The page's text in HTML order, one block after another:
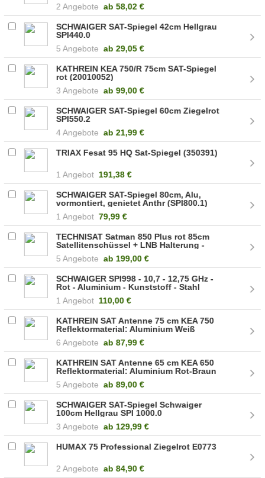
2 Angebote ab 58,02 €
SCHWAIGER SAT-Spiegel 42cm Hellgrau
SPI440.0
5 Angebote ab 29,05 €
KATHREIN KEA 750/R 75cm SAT-Spiegel
rot (20010052)
3 Angebote ab 99,00 €
SCHWAIGER SAT-Spiegel 60cm Ziegelrot
SPI550.2
4 Angebote ab 21,99 €
TRIAX Fesat 95 HQ Sat-Spiegel (350391)
1 Angebot 191,38 €
SCHWAIGER SAT-Spiegel 80cm, Alu,
vormontiert, genietet Anthr (SPI800.1)
1 Angebot 79,99 €
TECHNISAT Satman 850 Plus rot 85cm
Satellitenschüssel + LNB Halterung -
5 Angebote ab 199,00 €
SCHWAIGER SPI998 - 10,7 - 12,75 GHz -
Rot - Aluminium - Kunststoff - Stahl
1 Angebot 110,00 €
KATHREIN SAT Antenne 75 cm KEA 750
Reflektormaterial: Aluminium Weiß
6 Angebote ab 87,99 €
KATHREIN SAT Antenne 65 cm KEA 650
Reflektormaterial: Aluminium Rot-Braun
5 Angebote ab 89,00 €
SCHWAIGER SAT-Spiegel Schwaiger
100cm Hellgrau SPI 1000.0
3 Angebote ab 129,99 €
HUMAX 75 Professional Ziegelrot E0773
2 Angebote ab 84,90 €